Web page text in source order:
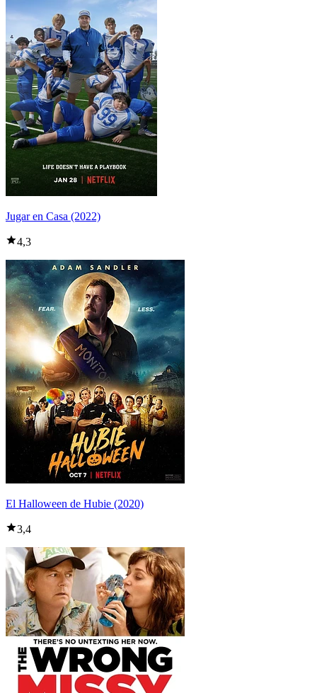
Jugar en Casa (2022)
4,3
El Halloween de Hubie (2020)
3,4